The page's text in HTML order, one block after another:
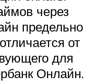
через
предельно
от
для
Онлайн.